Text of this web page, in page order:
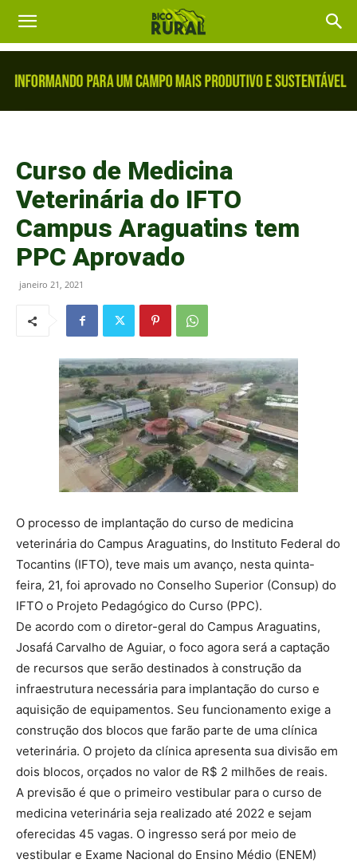
Curso de Medicina
Veterinária do IFTO
Campus Araguatins tem
PPC Aprovado
janeiro 21, 2021
O processo de implantação do curso de medicina
veterinária do Campus Araguatins, do Instituto Federal do
Tocantins (IFTO), teve mais um avanço, nesta quinta-
feira, 21, foi aprovado no Conselho Superior (Consup) do
IFTO o Projeto Pedagógico do Curso (PPC).
De acordo com o diretor-geral do Campus Araguatins,
Josafá Carvalho de Aguiar, o foco agora será a captação
de recursos que serão destinados à construção da
infraestrutura necessária para implantação do curso e
aquisição de equipamentos. Seu funcionamento exige a
construção dos blocos que farão parte de uma clínica
veterinária. O projeto da clínica apresenta sua divisão em
dois blocos, orçados no valor de R$ 2 milhões de reais.
A previsão é que o primeiro vestibular para o curso de
medicina veterinária seja realizado até 2022 e sejam
oferecidas 45 vagas. O ingresso será por meio de
vestibular e Exame Nacional do Ensino Médio (ENEM)